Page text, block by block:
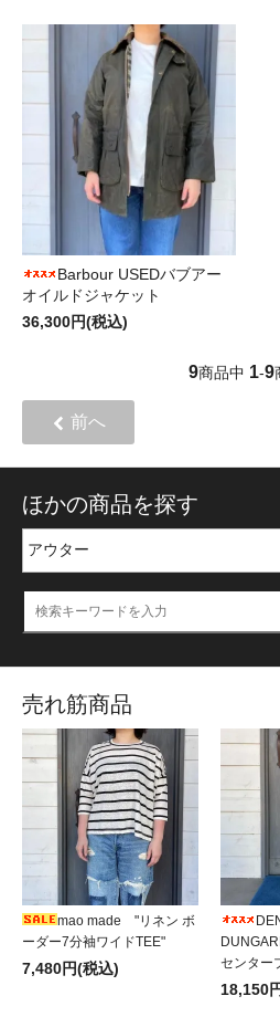
Barbour USEDバブアー
オイルドジャケット
36,300円(税込)
9商品中 1-9
前へ
ほかの商品を探す
売れ筋商品
mao made "リネン ボ
ーダー7分袖ワイドTEE"
7,480円(税込)
センター
18,150